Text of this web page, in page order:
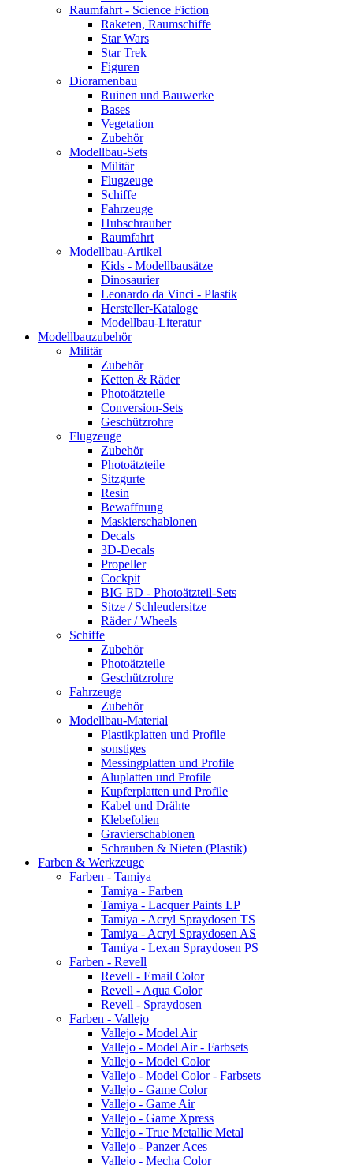
Raumfahrt - Science Fiction
Raketen, Raumschiffe
Star Wars
Star Trek
Figuren
Dioramenbau
Ruinen und Bauwerke
Bases
Vegetation
Zubehör
Modellbau-Sets
Militär
Flugzeuge
Schiffe
Fahrzeuge
Hubschrauber
Raumfahrt
Modellbau-Artikel
Kids - Modellbausätze
Dinosaurier
Leonardo da Vinci - Plastik
Hersteller-Kataloge
Modellbau-Literatur
Modellbauzubehör
Militär
Zubehör
Ketten & Räder
Photoätzteile
Conversion-Sets
Geschützrohre
Flugzeuge
Zubehör
Photoätzteile
Sitzgurte
Resin
Bewaffnung
Maskierschablonen
Decals
3D-Decals
Propeller
Cockpit
BIG ED - Photoätzteil-Sets
Sitze / Schleudersitze
Räder / Wheels
Schiffe
Zubehör
Photoätzteile
Geschützrohre
Fahrzeuge
Zubehör
Modellbau-Material
Plastikplatten und Profile
sonstiges
Messingplatten und Profile
Aluplatten und Profile
Kupferplatten und Profile
Kabel und Drähte
Klebefolien
Gravierschablonen
Schrauben & Nieten (Plastik)
Farben & Werkzeuge
Farben - Tamiya
Tamiya - Farben
Tamiya - Lacquer Paints LP
Tamiya - Acryl Spraydosen TS
Tamiya - Acryl Spraydosen AS
Tamiya - Lexan Spraydosen PS
Farben - Revell
Revell - Email Color
Revell - Aqua Color
Revell - Spraydosen
Farben - Vallejo
Vallejo - Model Air
Vallejo - Model Air - Farbsets
Vallejo - Model Color
Vallejo - Model Color - Farbsets
Vallejo - Game Color
Vallejo - Game Air
Vallejo - Game Xpress
Vallejo - True Metallic Metal
Vallejo - Panzer Aces
Vallejo - Mecha Color